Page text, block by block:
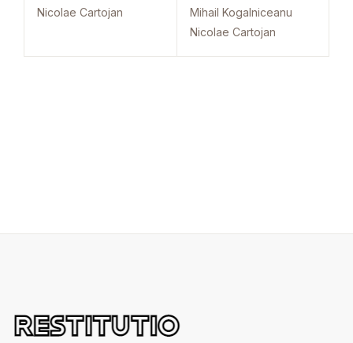
Nicolae Cartojan
Mihail Kogalniceanu
Nicolae Cartojan